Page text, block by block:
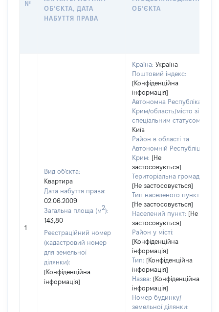
№
ОБʼЄКТА, ДАТА
НАБУТТЯ ПРАВА
ОБʼЄКТА
1
Вид об'єкта:
Квартира
Дата набуття права:
02.06.2009
Загальна площа (м2):
143,80
Реєстраційний номер
(кадастровий номер
для земельної
ділянки):
[Конфіденційна
інформація]
Країна: Україна
Поштовий індекс:
[Конфіденційна
інформація]
Автономна Республіка
Крим/область/місто зі
спеціальним статусом:
Київ
Район в області та
Автономній Республіці
Крим: [Не
застосовується]
Територіальна громада:
[Не застосовується]
Тип населеного пункту:
[Не застосовується]
Населений пункт: [Не
застосовується]
Район у місті:
[Конфіденційна
інформація]
Тип: [Конфіденційна
інформація]
Назва: [Конфіденційна
інформація]
Номер будинку/
земельної ділянки: